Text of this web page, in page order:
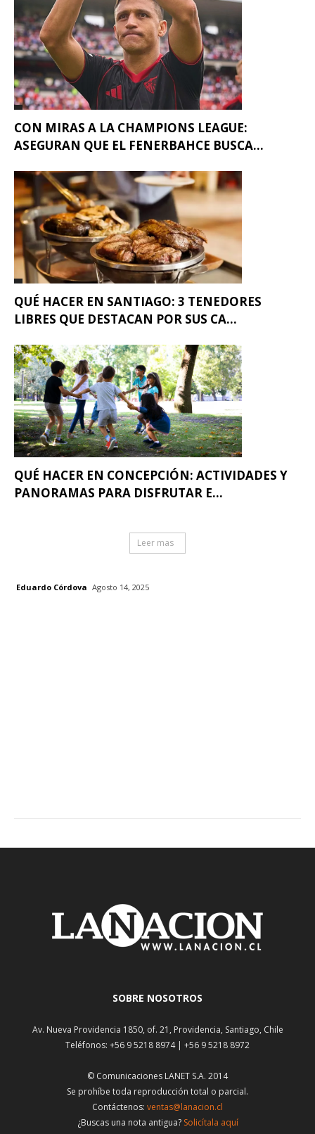
CON MIRAS A LA CHAMPIONS LEAGUE:
ASEGURAN QUE EL FENERBAHCE BUSCA...
QUÉ HACER EN SANTIAGO: 3 TENEDORES
LIBRES QUE DESTACAN POR SUS CA...
QUÉ HACER EN CONCEPCIÓN: ACTIVIDADES Y
PANORAMAS PARA DISFRUTAR E...
Leer mas
Eduardo Córdova Agosto 14, 2025
SOBRE NOSOTROS
Av. Nueva Providencia 1850, of. 21, Providencia, Santiago, Chile
Teléfonos: +56 9 5218 8974 | +56 9 5218 8972
© Comunicaciones LANET S.A. 2014
Se prohíbe toda reproducción total o parcial.
Contáctenos: ventas@lanacion.cl
¿Buscas una nota antigua? Solicítala aquí